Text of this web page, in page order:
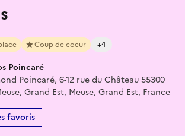
Coup de coeur +4
Poincaré
Poincaré, 6-12 rue du Château 55300
Grand Est, Meuse, Grand Est, France
favoris